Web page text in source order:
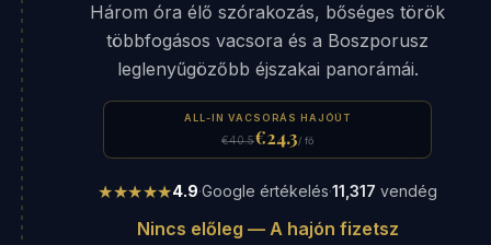
Három óra élő szórakozás, bőséges török
többfogásos vacsora és a Boszporusz
leglenyűgözőbb éjszakai panorámái.
ALL-IN VACSORÁS HAJÓÚT
€40.5€24.3/ fő
★★★★★4.9·Google értékelés·11,317 vendég
Nincs előleg — A hajón fizetsz